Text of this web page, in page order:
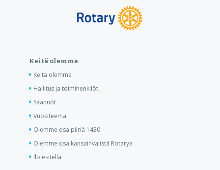
Keitä olemme
Keitä olemme
Hallitus ja toimihenkilöt
Säännöt
Vuositeema
Olemme osa piiriä 1430
Olemme osa kansainvälistä Rotarya
Ilo esitellä